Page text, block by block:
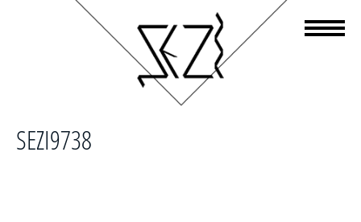
SEZI9738